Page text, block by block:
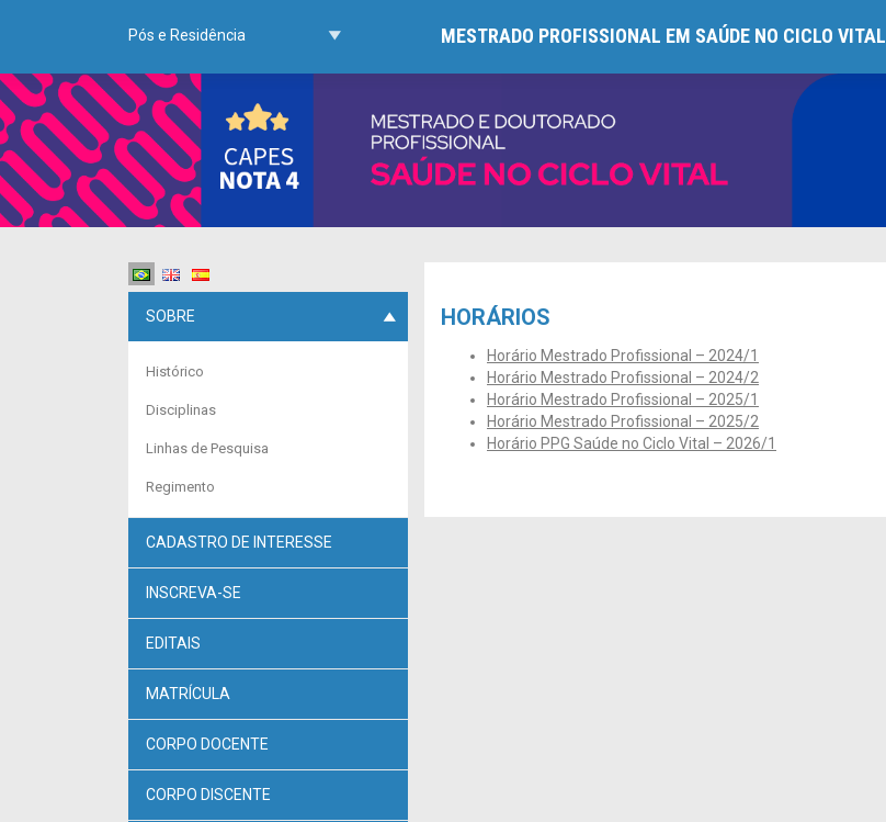
Pós e Residência MESTRADO PROFISSIONAL EM SAÚDE NO CICLO VITAL
SOBRE
Histórico
Disciplinas
Linhas de Pesquisa
Regimento
CADASTRO DE INTERESSE
INSCREVA-SE
EDITAIS
MATRÍCULA
CORPO DOCENTE
CORPO DISCENTE
HORÁRIOS
Horário Mestrado Profissional – 2024/1
Horário Mestrado Profissional – 2024/2
Horário Mestrado Profissional – 2025/1
Horário Mestrado Profissional – 2025/2
Horário PPG Saúde no Ciclo Vital – 2026/1